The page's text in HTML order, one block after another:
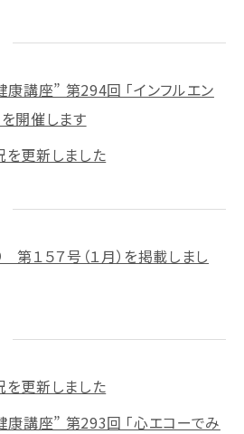
康講座” 第294回 「インフルエン
開催します
を更新しました
１５７号（１月）を掲載しまし
を更新しました
康講座” 第293回 「心エコーでみ